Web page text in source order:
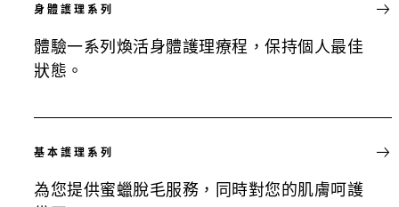
身體護理系列
體驗一系列煥活身體護理療程，保持個人最佳
狀態。
基本護理系列
為您提供蜜蠟脫毛服務，同時對您的肌膚呵護